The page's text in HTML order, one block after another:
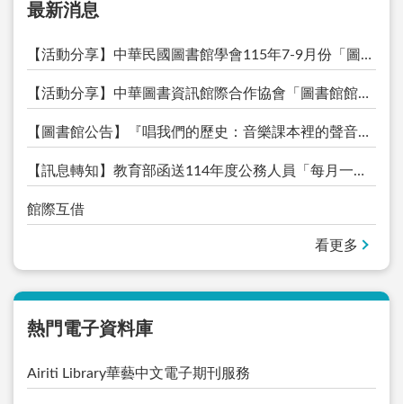
最新消息
【活動分享】中華民國圖書館學會115年7-9月份「圖書館午間講堂」系列課程公告，歡迎踴躍報名！
【活動分享】中華圖書資訊館際合作協會「圖書館館員培力計畫課程」115年6-8月份課程公告，歡迎踴躍報名！
【圖書館公告】『唱我們的歷史：音樂課本裡的聲音記憶特展』摸彩活動中獎名單
【訊息轉知】教育部函送114年度公務人員「每月一書」暨「延伸閱讀」及專書優惠購書方案
館際互借
看更多
熱門電子資料庫
Airiti Library華藝中文電子期刊服務